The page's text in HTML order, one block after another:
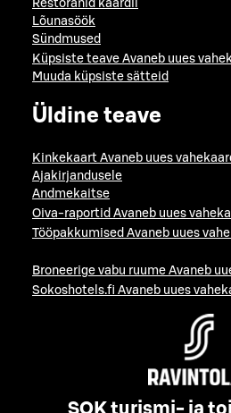
Restoranid kaardil
Lõunasöök
Sündmused
Küpsiste teave Avaneb uues
Muuda küpsiste sätteid
Üldine teave
Kinkekaart Avaneb uues
Ajakirjandusele
Andmekaitse
Oiva-raportid Avaneb uues
Tööpakkumised Avaneb uues
Broneerige vabu ruume Avaneb
Sokoshotels.fi Avaneb uues
SOK turismi- ja